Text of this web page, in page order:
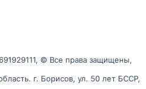
© Все права защищены,
г. Борисов, ул. 50 лет БССР,